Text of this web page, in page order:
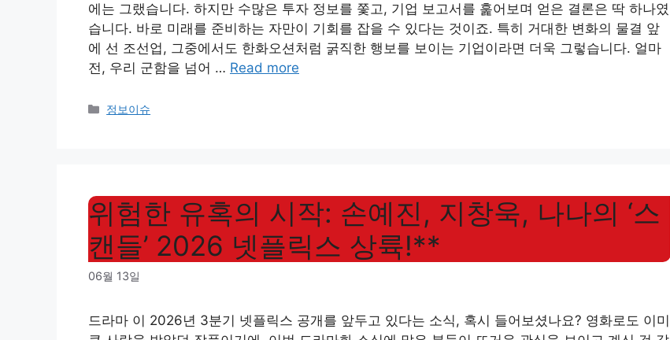
에는 그랬습니다. 하지만 수많은 투자 정보를 쫓고, 기업 보고서를 훑어보며 얻은 결론은 딱 하나였
습니다. 바로 미래를 준비하는 자만이 기회를 잡을 수 있다는 것이죠. 특히 거대한 변화의 물결 앞
에 선 조선업, 그중에서도 한화오션처럼 굵직한 행보를 보이는 기업이라면 더욱 그렇습니다. 얼마
전, 우리 군함을 넘어 … Read more
Categories
정보이슈
위험한 유혹의 시작: 손예진, 지창욱, 나나의 ‘스
캔들’ 2026 넷플릭스 상륙!**
06월 13일
드라마 이 2026년 3분기 넷플릭스 공개를 앞두고 있다는 소식, 혹시 들어보셨나요? 영화로도 이미